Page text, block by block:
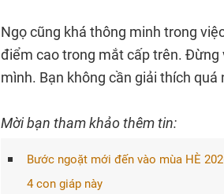
Ngọ cũng khá thông minh trong
điểm cao trong mắt cấp trên. Đừng
mình. ​Bạn không cần giải thích
Mời bạn tham khảo thêm tin:
Bước ngoặt mới đến vào mùa HÈ
4 con giáp này